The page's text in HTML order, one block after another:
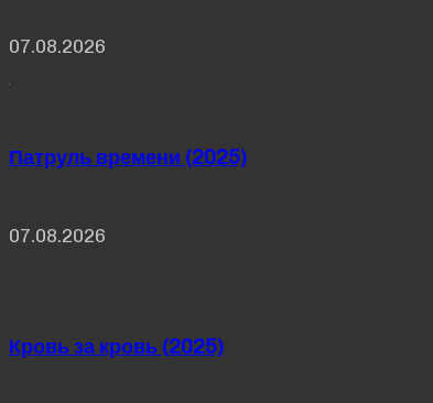
07.08.2026
Патруль времени (2025)
07.08.2026
Кровь за кровь (2025)